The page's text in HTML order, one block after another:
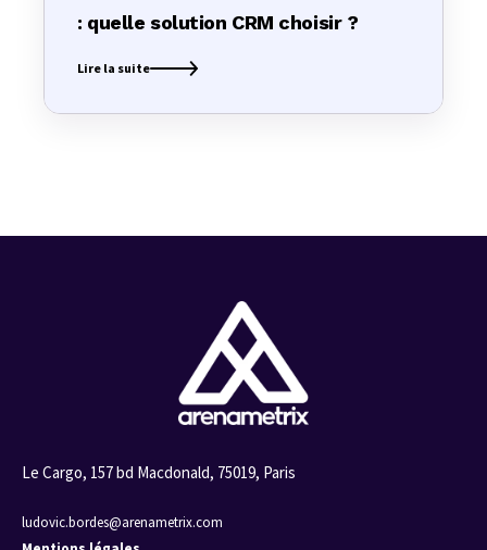
: quelle solution CRM choisir ?
Lire la suite
Le Cargo, 157 bd Macdonald, 75019, Paris
ludovic.bordes@arenametrix.com